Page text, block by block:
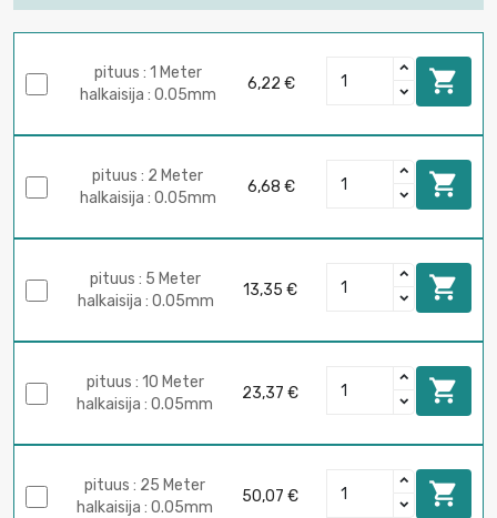
pituus : 1 Meter
halkaisija : 0.05mm
6,22 € 
pituus : 2 Meter
halkaisija : 0.05mm
6,68 € 
pituus : 5 Meter
halkaisija : 0.05mm
13,35 € 
pituus : 10 Meter
halkaisija : 0.05mm
23,37 € 
pituus : 25 Meter
halkaisija : 0.05mm
50,07 € 